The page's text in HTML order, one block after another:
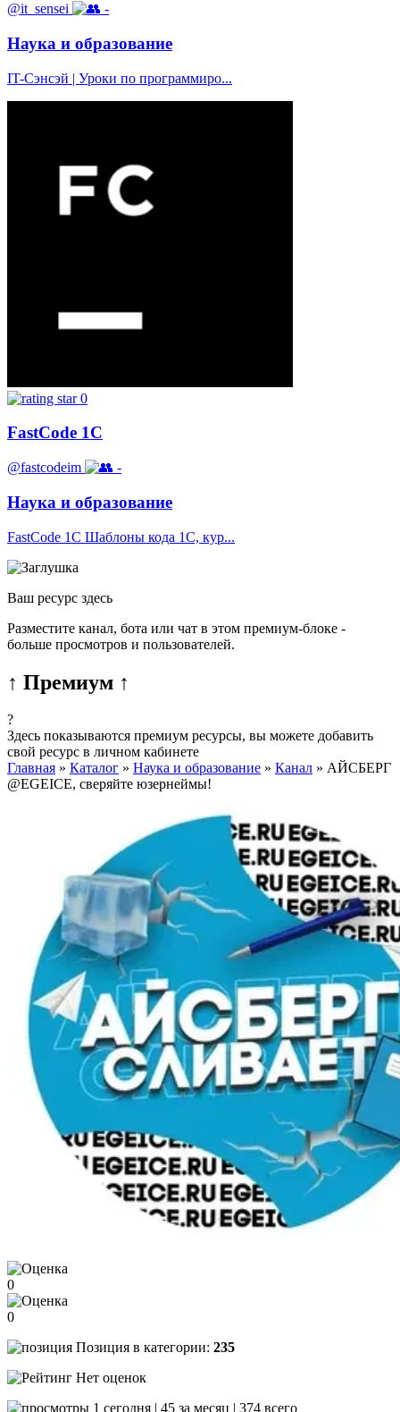
@it_sensei -
Наука и образование
IT-Сэнсэй | Уроки по программиро...
0
FastCode 1С
@fastcodeim -
Наука и образование
FastCode 1С Шаблоны кода 1С, кур...
Ваш ресурс здесь
Разместите канал, бота или чат в этом премиум-блоке -
больше просмотров и пользователей.
↑ Премиум ↑
?
Здесь показываются премиум ресурсы, вы можете добавить
свой ресурс в личном кабинете
Главная » Каталог » Наука и образование » Канал » АЙСБЕРГ
@EGEICE, сверяйте юзернеймы!
0
0
Позиция в категории: 235
Нет оценок
1 сегодня | 45 за месяц | 374 всего